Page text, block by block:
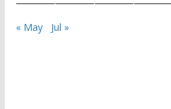
« May Jul »